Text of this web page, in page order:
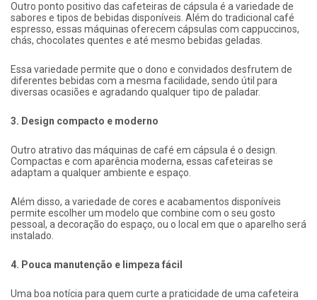
Outro ponto positivo das cafeteiras de cápsula é a variedade de
sabores e tipos de bebidas disponíveis. Além do tradicional café
espresso, essas máquinas oferecem cápsulas com cappuccinos,
chás, chocolates quentes e até mesmo bebidas geladas.
Essa variedade permite que o dono e convidados desfrutem de
diferentes bebidas com a mesma facilidade, sendo útil para
diversas ocasiões e agradando qualquer tipo de paladar.
3. Design compacto e moderno
Outro atrativo das máquinas de café em cápsula é o design.
Compactas e com aparência moderna, essas cafeteiras se
adaptam a qualquer ambiente e espaço.
Além disso, a variedade de cores e acabamentos disponíveis
permite escolher um modelo que combine com o seu gosto
pessoal, a decoração do espaço, ou o local em que o aparelho será
instalado.
4. Pouca manutenção e limpeza fácil
Uma boa notícia para quem curte a praticidade de uma cafeteira